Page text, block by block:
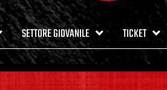
SETTORE GIOVANILE TICKET